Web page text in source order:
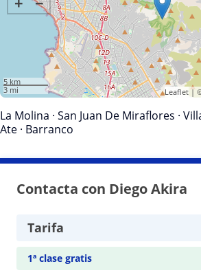
5 km
3 mi
Leaflet|
La Molina · San Juan De Miraflores ·
Ate · Barranco
Contacta con Diego Akira
Tarifa
1ª clase gratis